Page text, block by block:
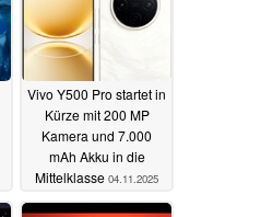
Vivo Y500 Pro startet in
Kürze mit 200 MP
Kamera und 7.000
mAh Akku in die
Mittelklasse 04.11.2025